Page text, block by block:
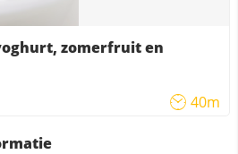
zomerfruit en
40m